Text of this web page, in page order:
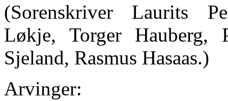
(Sorenskriver Laurits
Løkje, Torger Hauberg,
Sjeland, Rasmus Hasaas.)
Arvinger: